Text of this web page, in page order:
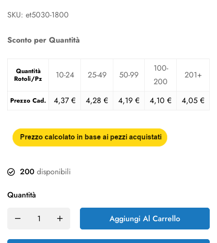
SKU: et5030-1800
Sconto per Quantità
Quantità
Rotoli/Pz
10-24 25-49 50-99
100-
200
201+
Prezzo Cad. 4,37 € 4,28 € 4,19 € 4,10 € 4,05 €
200 disponibili
Quantità
Aggiungi Al Carrello